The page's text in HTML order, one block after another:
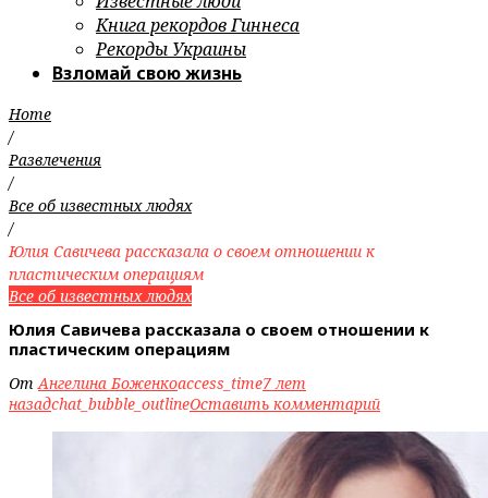
Книга рекордов Гиннеса
Рекорды Украины
Взломай свою жизнь
Home
/
Развлечения
/
Все об известных людях
/
Юлия Савичева рассказала о своем отношении к
пластическим операциям
Все об известных людях
Юлия Савичева рассказала о своем отношении к
пластическим операциям
ОтАнгелина Боженкоaccess_time7 лет
назадchat_bubble_outlineОставить комментарий